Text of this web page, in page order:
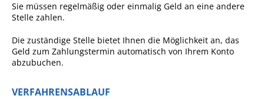
Zahlen & Fakten
Angebote für Geflüchtete
Wirtschaft + Handel
Sie müssen regelmäßig oder einmalig Geld an eine andere
Stelle zahlen.
Die zuständige Stelle bietet Ihnen die Möglichkeit an, das
Geld zum Zahlungstermin automatisch von Ihrem Konto
abzubuchen.
VERFAHRENSABLAUF